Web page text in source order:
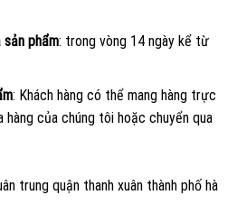
phẩm: trong vòng 14 ngày kể từ
: Khách hàng có thể mang hàng trực
của chúng tôi hoặc chuyển qua
trung quận thanh xuân thành phố hà